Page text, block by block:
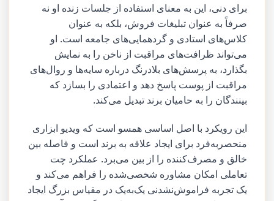
برای دنی، این به معنای استفاده از جلسات زنده او نه
صرفاً به عنوان تبلیغات فروش، بلکه به عنوان
کلاس‌های استادی و گردهمایی‌های جامعه است. او
می‌تواند ظرافت‌های مراقبت از ناخن را به نمایش
بگذارد، به پرسش‌های بلادرنگ درباره سایه‌ها و روال‌های
مراقبت از پوست پاسخ دهد و اعتمادی را بسازد که
بینندگان را به حامیان برند تبدیل می‌کند.
این رویکرد با اصل اساسی همسو است که ویدیو ابزاری
منحصربه‌فرد برای ایجاد علاقه به برند است و فاصله بین
خالق و مصرف‌کننده را از بین می‌برد. عملکرد چت
تعاملی امکان مشاوره شخصی‌شده را فراهم می‌کند و
یک تجربه فراموش‌نشدنی یک‌به‌یک در مقیاس بزرگ ایجاد